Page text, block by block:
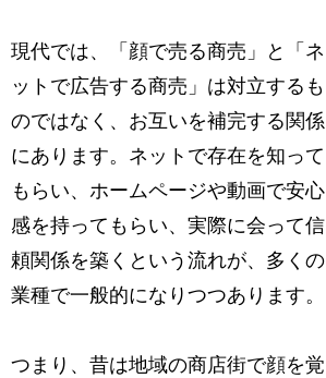
現代では、「顔で売る商売」と「ネ
ットで広告する商売」は対立するも
のではなく、お互いを補完する関係
にあります。ネットで存在を知って
もらい、ホームページや動画で安心
感を持ってもらい、実際に会って信
頼関係を築くという流れが、多くの
業種で一般的になりつつあります。
つまり、昔は地域の商店街で顔を覚